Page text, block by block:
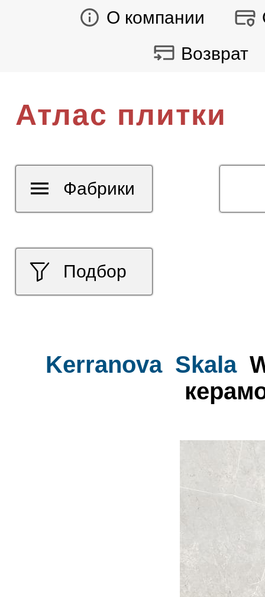
О компании
Возврат
Атлас плитки
Подбор
Фабрики
Kerranova Skala